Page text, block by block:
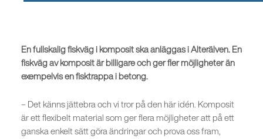
En fullskalig fiskväg i komposit ska anläggas i Alterälven. En
fiskväg av komposit är billigare och ger fler möjligheter än
exempelvis en fisktrappa i betong.
– Det känns jättebra och vi tror på den här idén. Komposit
är ett flexibelt material som ger flera möjligheter att på ett
ganska enkelt sätt göra ändringar och prova oss fram,